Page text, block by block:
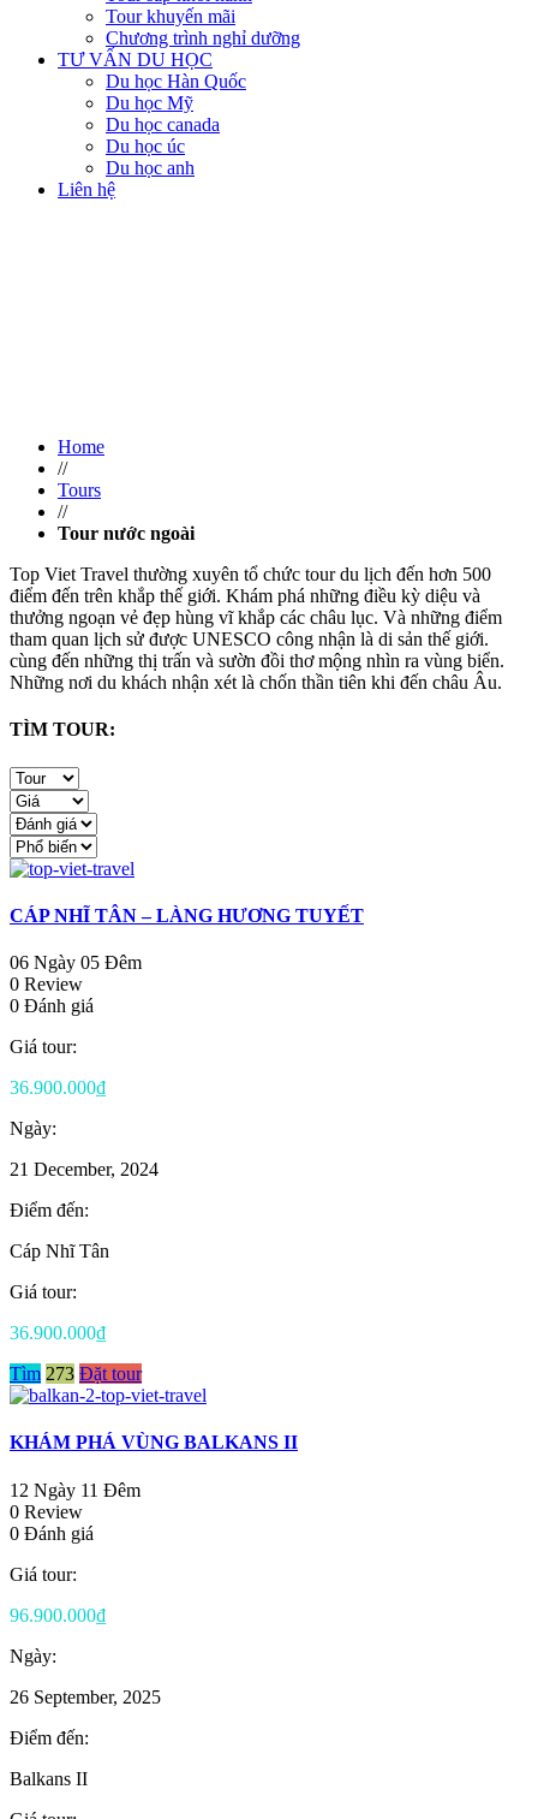
Tour khuyến mãi
Chương trình nghỉ dưỡng
TƯ VẤN DU HỌC
Du học Hàn Quốc
Du học Mỹ
Du học canada
Du học úc
Du học anh
Liên hệ
Home
//
Tours
//
Tour nước ngoài
Top Viet Travel thường xuyên tổ chức tour du lịch đến hơn 500
điểm đến trên khắp thế giới. Khám phá những điều kỳ diệu và
thưởng ngoạn vẻ đẹp hùng vĩ khắp các châu lục. Và những điểm
tham quan lịch sử được UNESCO công nhận là di sản thế giới.
cùng đến những thị trấn và sườn đồi thơ mộng nhìn ra vùng biển.
Những nơi du khách nhận xét là chốn thần tiên khi đến châu Âu.
TÌM TOUR:
CÁP NHĨ TÂN – LÀNG HƯƠNG TUYẾT
06 Ngày 05 Đêm
0 Review
0 Đánh giá
Giá tour:
36.900.000₫
Ngày:
21 December, 2024
Điểm đến:
Cáp Nhĩ Tân
Giá tour:
36.900.000₫
Tìm 273 Đặt tour
KHÁM PHÁ VÙNG BALKANS II
12 Ngày 11 Đêm
0 Review
0 Đánh giá
Giá tour:
96.900.000₫
Ngày:
26 September, 2025
Điểm đến:
Balkans II